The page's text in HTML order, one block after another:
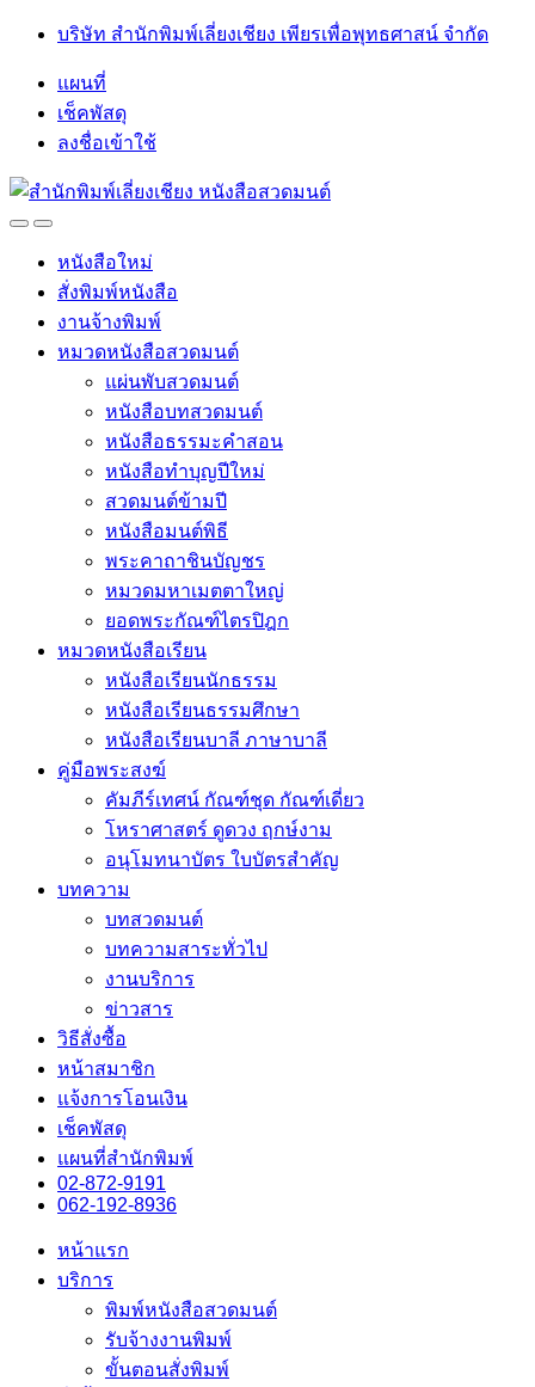
Skip
navigation
Skip
บริษัท สำนักพิมพ์เลี่ยงเชียง เพียรเพื่อพุทธศาสน์ จำกัด
แผนที่
เช็คพัสดุ
ลงชื่อเข้าใช้
OpenClose
หนังสือใหม่
สั่งพิมพ์หนังสือ
งานจ้างพิมพ์
หมวดหนังสือสวดมนต์
แผ่นพับสวดมนต์
หนังสือบทสวดมนต์
หนังสือธรรมะคำสอน
หนังสือทำบุญปีใหม่
สวดมนต์ข้ามปี
หนังสือมนต์พิธี
พระคาถาชินบัญชร
หมวดมหาเมตตาใหญ่
ยอดพระกัณฑ์ไตรปิฎก
หมวดหนังสือเรียน
หนังสือเรียนนักธรรม
หนังสือเรียนธรรมศึกษา
หนังสือเรียนบาลี ภาษาบาลี
คู่มือพระสงฆ์
คัมภีร์เทศน์ กัณฑ์ชุด กัณฑ์เดี่ยว
โหราศาสตร์ ดูดวง ฤกษ์งาม
อนุโมทนาบัตร ใบบัตรสำคัญ
บทความ
บทสวดมนต์
บทความสาระทั่วไป
งานบริการ
ข่าวสาร
วิธีสั่งซื้อ
หน้าสมาชิก
แจ้งการโอนเงิน
เช็คพัสดุ
แผนที่สำนักพิมพ์
02-872-9191
062-192-8936
หน้าแรก
บริการ
พิมพ์หนังสือสวดมนต์
รับจ้างงานพิมพ์
ขั้นตอนสั่งพิมพ์